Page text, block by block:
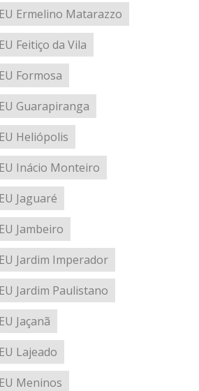
Ermelino Matarazzo
Feitiço da Vila
Formosa
Guarapiranga
Heliópolis
Inácio Monteiro
Jaguaré
Jambeiro
Jardim Imperador
Jardim Paulistano
Jaçanã
Lajeado
Meninos